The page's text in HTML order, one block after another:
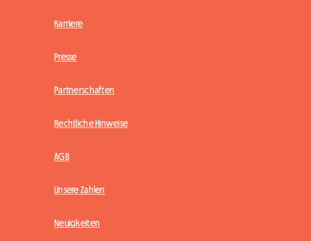
Karriere
Presse
Partnerschaften
Rechtliche Hinweise
AGB
Unsere Zahlen
Neuigkeiten